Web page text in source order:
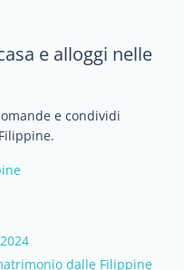
e alloggi nelle
e condividi
dalle Filippine